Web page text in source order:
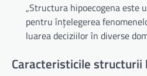
„Structura hipoecogena
pentru înțelegerea
luarea deciziilor în diverse
Caracteristicile structurii